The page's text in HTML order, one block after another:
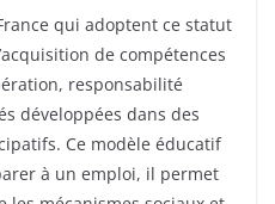
qui adoptent ce statut
de compétences
responsabilité
développées dans des
Ce modèle éducatif
à un emploi, il permet